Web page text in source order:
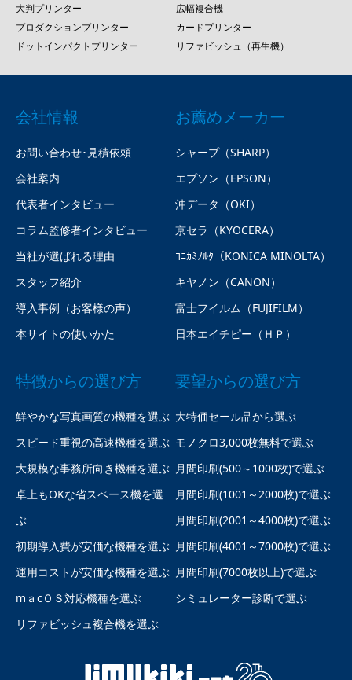
大判プリンター
広幅複合機
プロダクションプリンター
カードプリンター
ドットインパクトプリンター
リファビッシュ（再生機）
会社情報
お問い合わせ･見積依頼
会社案内
代表者インタビュー
コラム監修者インタビュー
当社が選ばれる理由
スタッフ紹介
導入事例（お客様の声）
本サイトの使いかた
お薦めメーカー
シャープ（SHARP）
エプソン（EPSON）
沖データ（OKI）
京セラ（KYOCERA）
ｺﾆｶﾐﾉﾙﾀ（KONICA MINOLTA）
キヤノン（CANON）
富士フイルム（FUJIFILM）
日本エイチピー（ＨＰ）
特徴からの選び方
鮮やかな写真画質の機種を選ぶ
スピード重視の高速機種を選ぶ
大規模な事務所向き機種を選ぶ
卓上もOKな省スペース機を選
ぶ
初期導入費が安価な機種を選ぶ
運用コストが安価な機種を選ぶ
mａcＯＳ対応機種を選ぶ
リファビッシュ複合機を選ぶ
要望からの選び方
大特価セール品から選ぶ
モノクロ3,000枚無料で選ぶ
月間印刷(500～1000枚)で選ぶ
月間印刷(1001～2000枚)で選ぶ
月間印刷(2001～4000枚)で選ぶ
月間印刷(4001～7000枚)で選ぶ
月間印刷(7000枚以上)で選ぶ
シミュレーター診断で選ぶ